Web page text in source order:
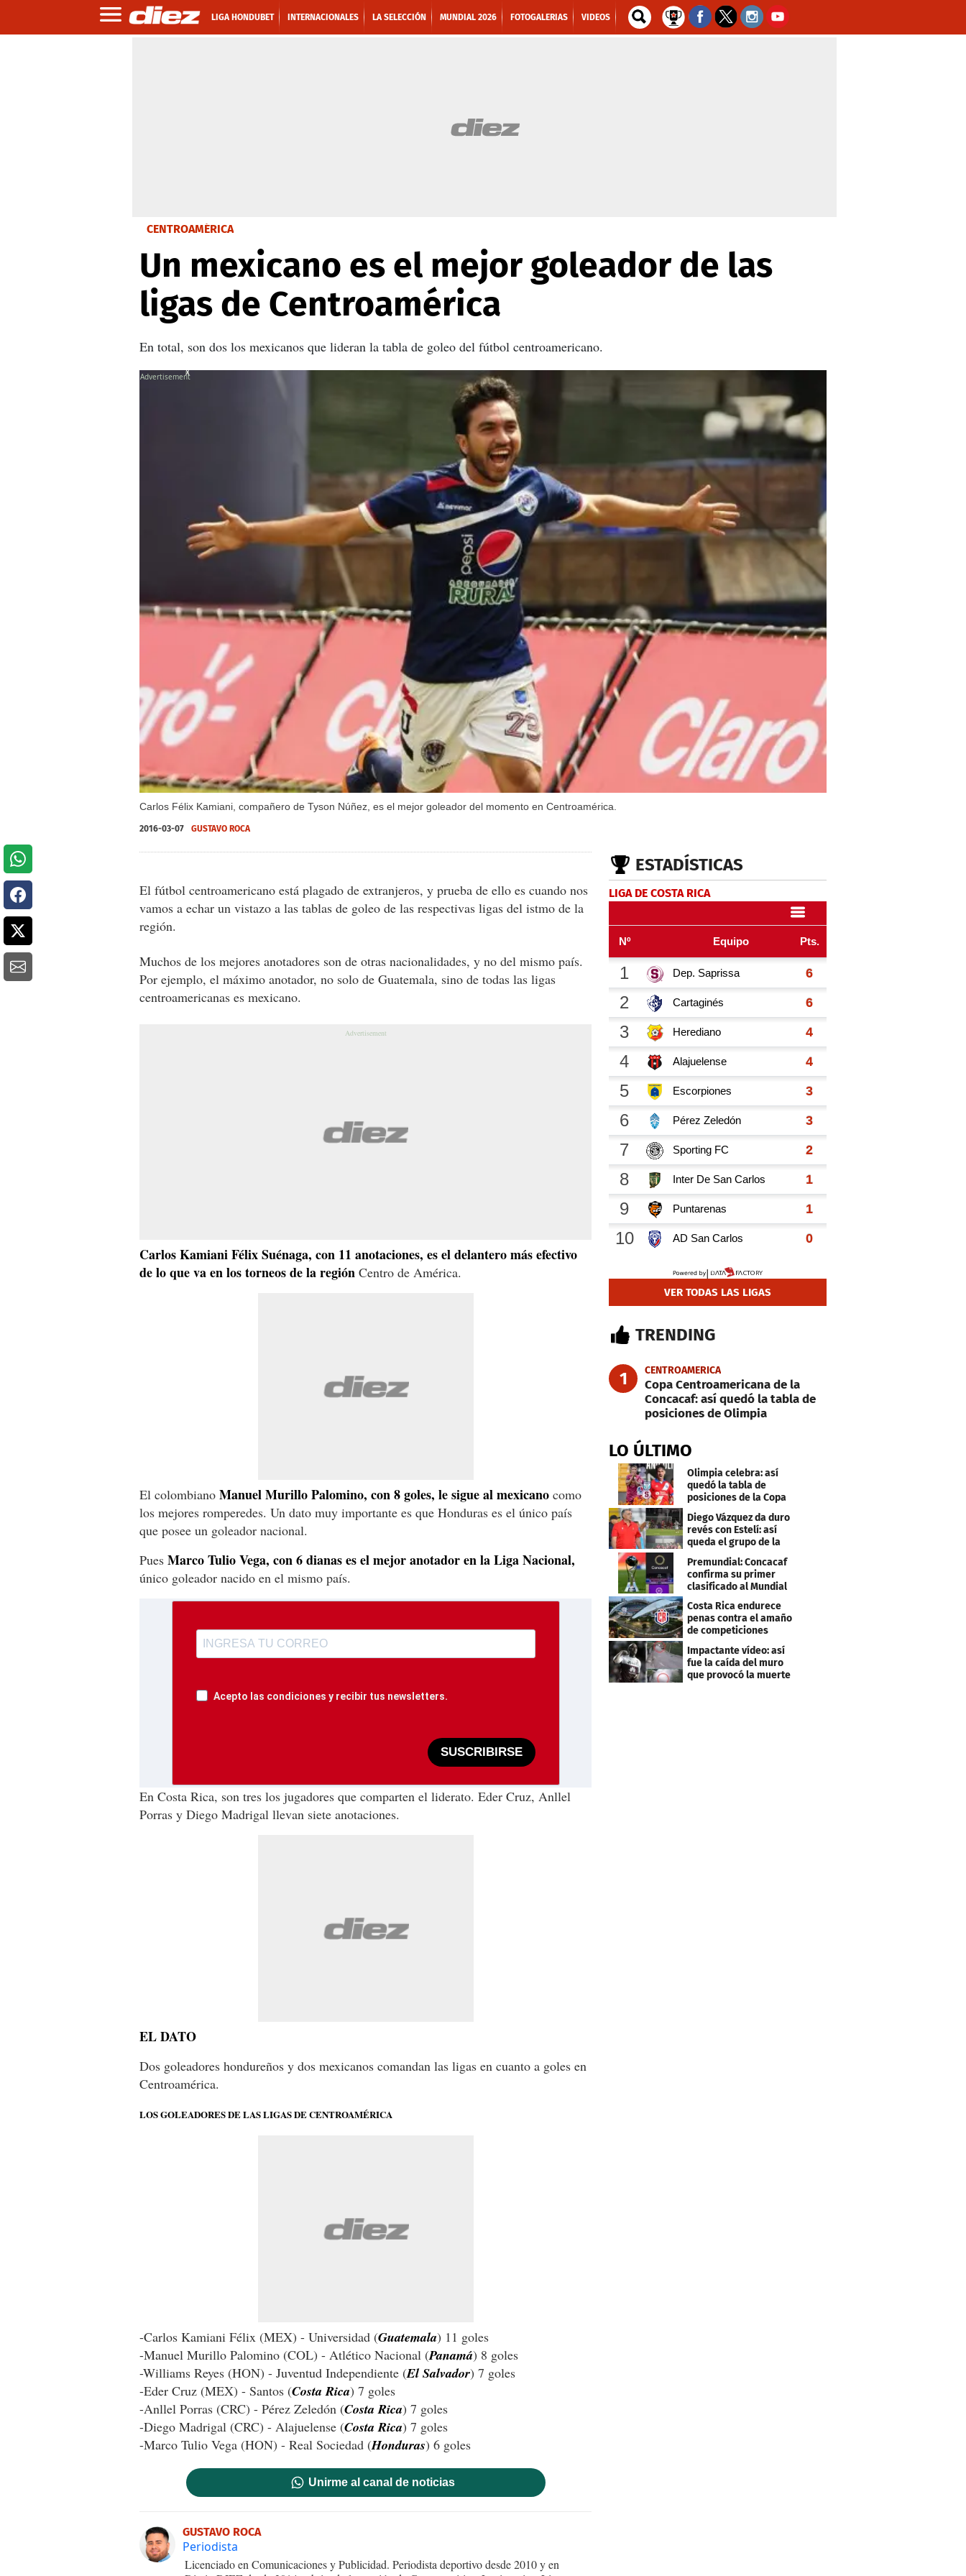
LIGA HONDUBET INTERNACIONALES LA SELECCIÓN MUNDIAL 2026 FOTOGALERIAS VIDEOS
CENTROAMÉRICA
Un mexicano es el mejor goleador de las
ligas de Centroamérica
En total, son dos los mexicanos que lideran la tabla de goleo del fútbol centroamericano.
Carlos Félix Kamiani, compañero de Tyson Núñez, es el mejor goleador del momento en Centroamérica.
X
2016-03-07 GUSTAVO ROCA
El fútbol centroamericano está plagado de extranjeros, y prueba de ello es cuando nos
vamos a echar un vistazo a las tablas de goleo de las respectivas ligas del istmo de la
región.
Muchos de los mejores anotadores son de otras nacionalidades, y no del mismo país.
Por ejemplo, el máximo anotador, no solo de Guatemala, sino de todas las ligas
centroamericanas es mexicano.
Carlos Kamiani Félix Suénaga, con 11 anotaciones, es el delantero más efectivo
de lo que va en los torneos de la región Centro de América.
El colombiano Manuel Murillo Palomino, con 8 goles, le sigue al mexicano como
los mejores romperedes. Un dato muy importante es que Honduras es el único país
que posee un goleador nacional.
Pues Marco Tulio Vega, con 6 dianas es el mejor anotador en la Liga Nacional,
único goleador nacido en el mismo país.
Acepto las condiciones y recibir tus newsletters.
SUSCRIBIRSE
En Costa Rica, son tres los jugadores que comparten el liderato. Eder Cruz, Anllel
Porras y Diego Madrigal llevan siete anotaciones.
EL DATO
Dos goleadores hondureños y dos mexicanos comandan las ligas en cuanto a goles en
Centroamérica.
LOS GOLEADORES DE LAS LIGAS DE CENTROAMÉRICA
-Carlos Kamiani Félix (MEX) - Universidad (Guatemala) 11 goles
-Manuel Murillo Palomino (COL) - Atlético Nacional (Panamá) 8 goles
-Williams Reyes (HON) - Juventud Independiente (El Salvador) 7 goles
-Eder Cruz (MEX) - Santos (Costa Rica) 7 goles
-Anllel Porras (CRC) - Pérez Zeledón (Costa Rica) 7 goles
-Diego Madrigal (CRC) - Alajuelense (Costa Rica) 7 goles
-Marco Tulio Vega (HON) - Real Sociedad (Honduras) 6 goles
Unirme al canal de noticias
GUSTAVO ROCA
Periodista
Licenciado en Comunicaciones y Publicidad. Periodista deportivo desde 2010 y en
ESTADÍSTICAS
LIGA DE COSTA RICA
VER TODAS LAS LIGAS
TRENDING
1 CENTROAMERICA
Copa Centroamericana de la
Concacaf: así quedó la tabla de
posiciones de Olimpia
LO ÚLTIMO
Olimpia celebra: así
quedó la tabla de
posiciones de la Copa
Centroamericana
Diego Vázquez da duro
revés con Estelí: así
queda el grupo de la
Premundial: Concacaf
confirma su primer
clasificado al Mundial
Costa Rica endurece
penas contra el amaño
de competiciones
Impactante vídeo: así
fue la caída del muro
que provocó la muerte